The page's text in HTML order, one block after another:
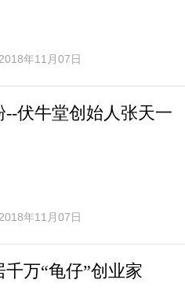
2018年11月07日
伏牛堂创始人张天一
2018年11月07日
万“龟仔”创业家